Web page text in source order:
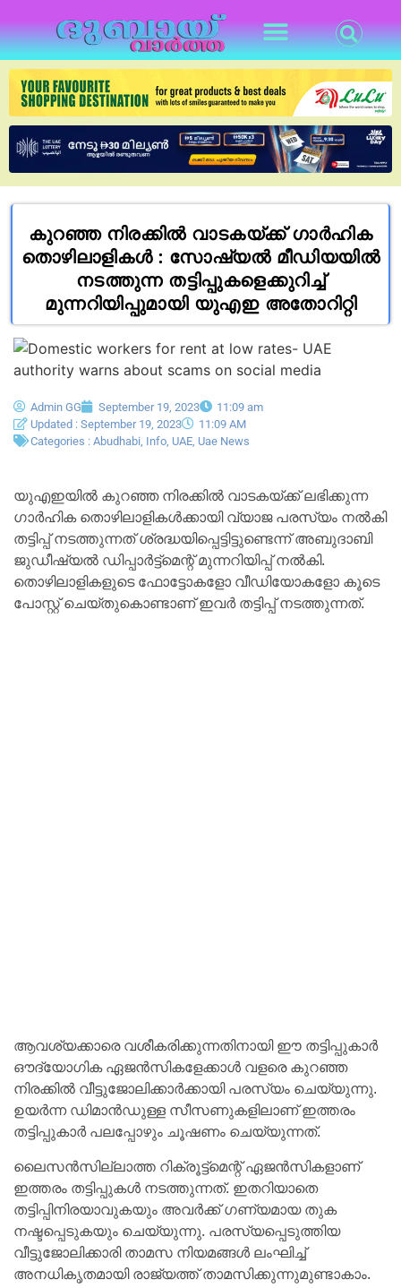
കുറഞ്ഞ നിരക്കിൽ വാടകയ്ക്ക് ഗാർഹിക
തൊഴിലാളികൾ : സോഷ്യൽ മീഡിയയിൽ
നടത്തുന്ന തട്ടിപ്പുകളെക്കുറിച്ച്
മുന്നറിയിപ്പുമായി യുഎഇ അതോറിറ്റി
Admin GG September 19, 2023
11:09 am
Updated : September 19, 2023
11:09 AM
Categories : Abudhabi Info UAE Uae News
യുഎഇയിൽ കുറഞ്ഞ നിരക്കിൽ വാടകയ്ക്ക് ലഭിക്കുന്ന
ഗാർഹിക തൊഴിലാളികൾക്കായി വ്യാജ പരസ്യം നൽകി
തട്ടിപ്പ് നടത്തുന്നത് ശ്രദ്ധയിപ്പെട്ടിട്ടുണ്ടെന്ന് അബുദാബി
ജുഡീഷ്യൽ ഡിപ്പാർട്ട്മെന്റ് മുന്നറിയിപ്പ് നൽകി.
തൊഴിലാളികളുടെ ഫോട്ടോകളോ വീഡിയോകളോ കൂടെ
പോസ്റ്റ് ചെയ്തുകൊണ്ടാണ് ഇവർ തട്ടിപ്പ് നടത്തുന്നത്.
ആവശ്യക്കാരെ വശീകരിക്കുന്നതിനായി ഈ തട്ടിപ്പുകാർ
ഔദ്യോഗിക ഏജൻസികളേക്കാൾ വളരെ കുറഞ്ഞ
നിരക്കിൽ വീട്ടുജോലിക്കാർക്കായി പരസ്യം ചെയ്യുന്നു.
ഉയർന്ന ഡിമാൻഡുള്ള സീസണുകളിലാണ് ഇത്തരം
തട്ടിപ്പുകാർ പലപ്പോഴും ചൂഷണം ചെയ്യുന്നത്.
ലൈസൻസില്ലാത്ത റിക്രൂട്ട്‌മെന്റ് ഏജൻസികളാണ്
ഇത്തരം തട്ടിപ്പുകൾ നടത്തുന്നത്. ഇതറിയാതെ
തട്ടിപ്പിനിരയാവുകയും അവർക്ക് ഗണ്യമായ തുക
നഷ്ടപ്പെടുകയും ചെയ്യുന്നു. പരസ്യപ്പെടുത്തിയ
വീട്ടുജോലിക്കാരി താമസ നിയമങ്ങൾ ലംഘിച്ച്
അനധികൃതമായി രാജ്യത്ത് താമസിക്കുന്നുമുണ്ടാകാം.